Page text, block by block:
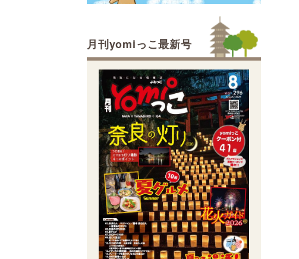
月刊yomiっこ最新号